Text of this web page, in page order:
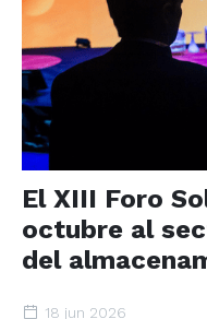
El XIII Foro
octubre al
del
18 jun 2026